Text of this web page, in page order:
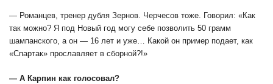
— Романцев, тренер дубля Зернов. Черчесов тоже. Говорил: «Как
так можно? Я под Новый год могу себе позволить 50 грамм
шампанского, а он — 16 лет и уже… Какой он пример подает, как
«Спартак» прославляет в сборной?!»
— А Карпин как голосовал?